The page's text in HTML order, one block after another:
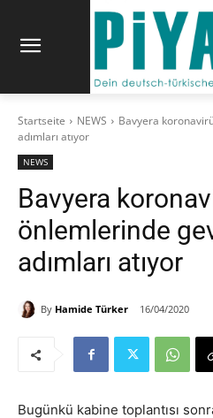
Startseite NEWS
Bavyera
adımları atıyor
NEWS
Bavyera
önlemlerinde
adımları atıyor
By Hamide Türker 16/04/2020
Bugünkü kabine toplantısı